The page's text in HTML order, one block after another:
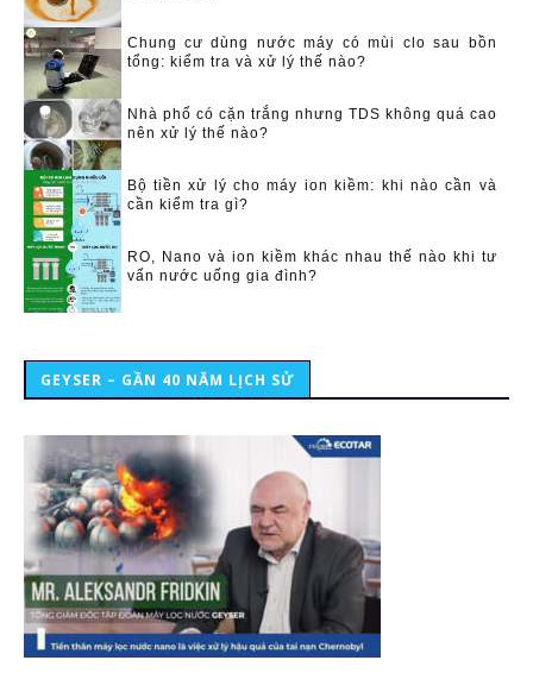
Chung cư dùng nước máy có mùi clo sau bồn
tổng: kiểm tra và xử lý thế nào?
Nhà phố có cặn trắng nhưng TDS không quá cao
nên xử lý thế nào?
Bộ tiền xử lý cho máy ion kiềm: khi nào cần và
cần kiểm tra gì?
RO, Nano và ion kiềm khác nhau thế nào khi tư
vấn nước uống gia đình?
GEYSER – GẦN 40 NĂM LỊCH SỬ